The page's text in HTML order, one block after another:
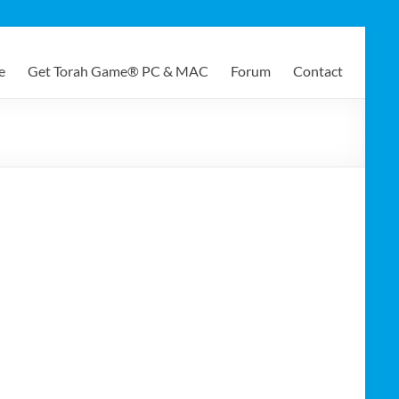
Get Torah Game® PC & MAC Forum Contact